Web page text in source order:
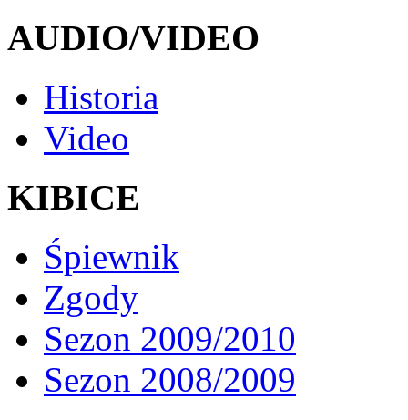
AUDIO/VIDEO
Historia
Video
KIBICE
Śpiewnik
Zgody
Sezon 2009/2010
Sezon 2008/2009